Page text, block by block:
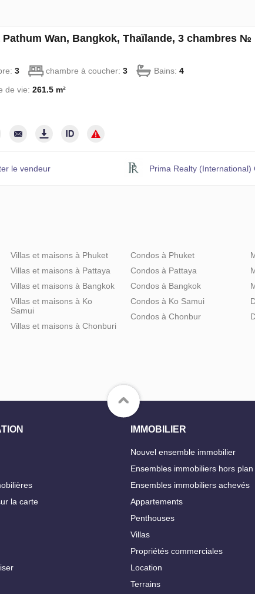
Pathum Wan, Bangkok, Thaïlande, 3 chambres №
3 chambre à coucher: 3 Bains: 4
de vie: 261.5 m²
le vendeur Prima Realty (International)
Villas et maisons à Phuket
Villas et maisons à Pattaya
Villas et maisons à Bangkok
Villas et maisons à Ko
Samui
Villas et maisons à Chonburi
Condos à Phuket
Condos à Pattaya
Condos à Bangkok
Condos à Ko Samui
Condos à Chonbur
la carte
IMMOBILIER
Nouvel ensemble immobilier
Ensembles immobiliers hors plan
Ensembles immobiliers achevés
Appartements
Penthouses
Villas
Propriétés commerciales
Location
Terrains